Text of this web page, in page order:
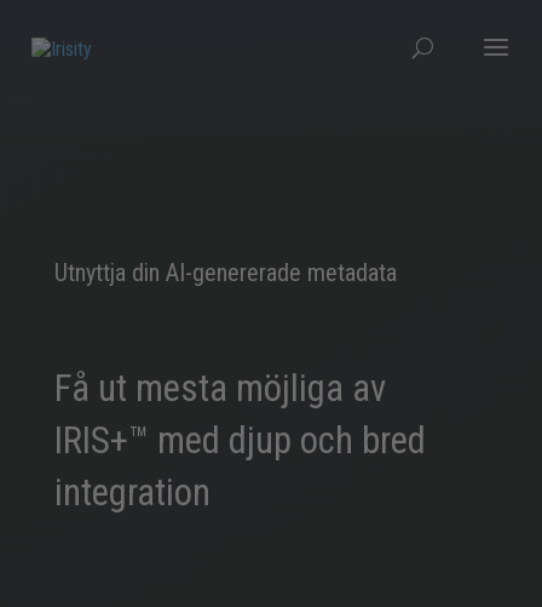
Utnyttja din AI-genererade metadata
Få ut mesta möjliga av
IRIS+™ med djup och bred
integration